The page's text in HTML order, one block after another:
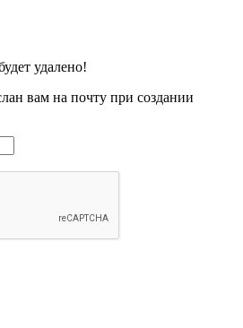
удалено!
вам на почту при создании